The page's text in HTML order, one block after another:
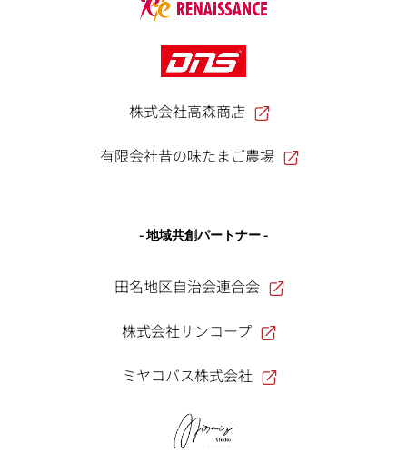
株式会社高森商店
有限会社昔の味たまご農場
- 地域共創パートナー -
田名地区自治会連合会
株式会社サンコープ
ミヤコバス株式会社